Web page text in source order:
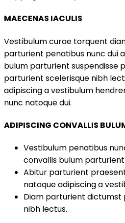
MAECENAS IACULIS
Vestibulum curae torquent
parturient penatibus nunc dui
bulum parturient suspendisse
parturient scelerisque nibh
adipiscing a vestibulum
nunc natoque dui.
ADIPISCING CONVALLIS
Vestibulum penatibus
convallis bulum parturient
Abitur parturient
natoque adipiscing a
Diam parturient dictumst
nibh lectus.